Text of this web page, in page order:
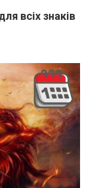
всіх знаків